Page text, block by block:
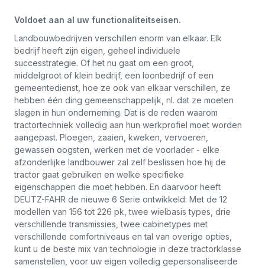
Voldoet aan al uw functionaliteitseisen.
Landbouwbedrijven verschillen enorm van elkaar. Elk
bedrijf heeft zijn eigen, geheel individuele
successtrategie. Of het nu gaat om een groot,
middelgroot of klein bedrijf, een loonbedrijf of een
gemeentedienst, hoe ze ook van elkaar verschillen, ze
hebben één ding gemeenschappelijk, nl. dat ze moeten
slagen in hun onderneming. Dat is de reden waarom
tractortechniek volledig aan hun werkprofiel moet worden
aangepast. Ploegen, zaaien, kweken, vervoeren,
gewassen oogsten, werken met de voorlader - elke
afzonderlijke landbouwer zal zelf beslissen hoe hij de
tractor gaat gebruiken en welke specifieke
eigenschappen die moet hebben. En daarvoor heeft
DEUTZ-FAHR de nieuwe 6 Serie ontwikkeld: Met de 12
modellen van 156 tot 226 pk, twee wielbasis types, drie
verschillende transmissies, twee cabinetypes met
verschillende comfortniveaus en tal van overige opties,
kunt u de beste mix van technologie in deze tractorklasse
samenstellen, voor uw eigen volledig gepersonaliseerde